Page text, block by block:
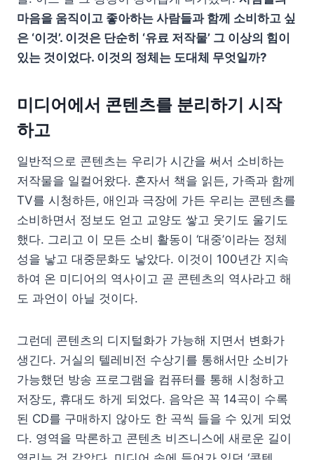
마음을 움직이고 좋아하는 사람들과 함께 소비하고 싶
은 ‘이것’. 이것은 단순히 ‘유료 저작물’ 그 이상의 힘이
있는 것이었다. 이것의 정체는 도대체 무엇일까?
미디어에서 콘텐츠를 분리하기 시작
하고
일반적으로 콘텐츠는 우리가 시간을 써서 소비하는
저작물을 일컬어왔다. 혼자서 책을 읽든, 가족과 함께
TV를 시청하든, 애인과 극장에 가든 우리는 콘텐츠를
소비하면서 정보도 얻고 교양도 쌓고 웃기도 울기도
했다. 그리고 이 모든 소비 활동이 ‘대중’이라는 정체
성을 낳고 대중문화도 낳았다. 이것이 100년간 지속
하여 온 미디어의 역사이고 곧 콘텐츠의 역사라고 해
도 과언이 아닐 것이다.
그런데 콘텐츠의 디지털화가 가능해 지면서 변화가
생긴다. 거실의 텔레비전 수상기를 통해서만 소비가
가능했던 방송 프로그램을 컴퓨터를 통해 시청하고
저장도, 휴대도 하게 되었다. 음악은 꼭 14곡이 수록
된 CD를 구매하지 않아도 한 곡씩 들을 수 있게 되었
다. 영역을 막론하고 콘텐츠 비즈니스에 새로운 길이